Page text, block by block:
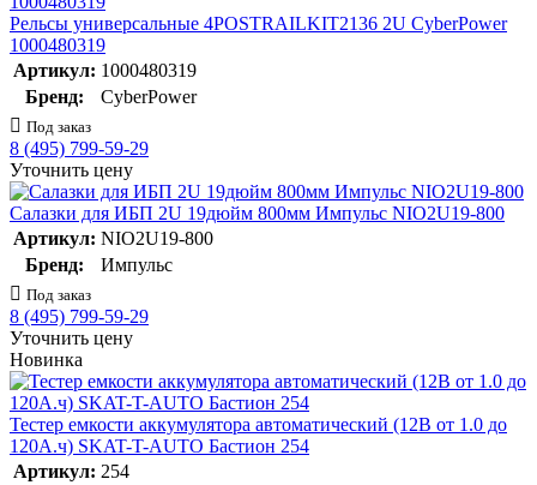
Рельсы универсальные 4POSTRAILKIT2136 2U CyberPower
1000480319
Артикул: 1000480319
Бренд:
CyberPower
Под заказ
8 (495) 799-59-29
Уточнить цену
Салазки для ИБП 2U 19дюйм 800мм Импульс NIO2U19-800
Артикул: NIO2U19-800
Бренд:
Импульс
Под заказ
8 (495) 799-59-29
Уточнить цену
Новинка
Тестер емкости аккумулятора автоматический (12В от 1.0 до
120А.ч) SKAT-T-AUTO Бастион 254
Артикул: 254